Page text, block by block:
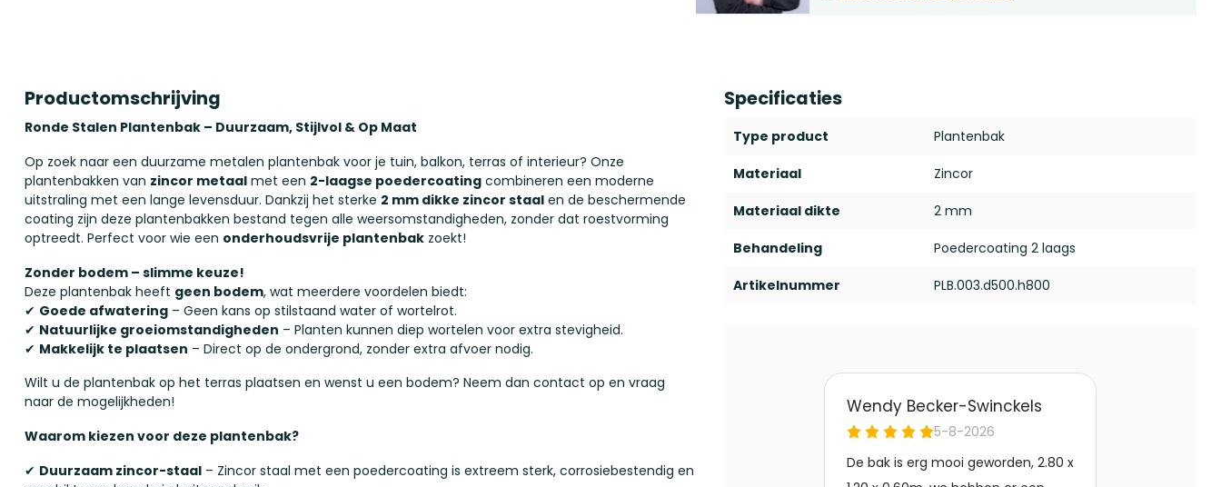
Productomschrijving
Ronde Stalen Plantenbak – Duurzaam, Stijlvol & Op Maat
Op zoek naar een duurzame metalen plantenbak voor je tuin, balkon, terras of interieur? Onze
plantenbakken van zincor metaal met een 2-laagse poedercoating combineren een moderne
uitstraling met een lange levensduur. Dankzij het sterke 2 mm dikke zincor staal en de beschermende
coating zijn deze plantenbakken bestand tegen alle weersomstandigheden, zonder dat roestvorming
optreedt. Perfect voor wie een onderhoudsvrije plantenbak zoekt!
Zonder bodem – slimme keuze!
Deze plantenbak heeft geen bodem, wat meerdere voordelen biedt:
✔ Goede afwatering – Geen kans op stilstaand water of wortelrot.
✔ Natuurlijke groeiomstandigheden – Planten kunnen diep wortelen voor extra stevigheid.
✔ Makkelijk te plaatsen – Direct op de ondergrond, zonder extra afvoer nodig.
Wilt u de plantenbak op het terras plaatsen en wenst u een bodem? Neem dan contact op en vraag
naar de mogelijkheden!
Waarom kiezen voor deze plantenbak?
✔ Duurzaam zincor-staal – Zincor staal met een poedercoating is extreem sterk, corrosiebestendig en
Specificaties
Type product Plantenbak
Materiaal Zincor
Materiaal dikte 2 mm
Behandeling Poedercoating 2 laags
Artikelnummer PLB.003.d500.h800